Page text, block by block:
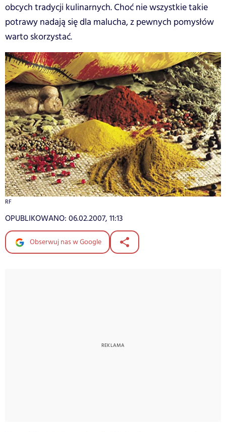
obcych tradycji kulinarnych. Choć nie wszystkie takie
potrawy nadają się dla malucha, z pewnych pomysłów
warto skorzystać.
RF
OPUBLIKOWANO: 06.02.2007, 11:13
Obserwuj nas w Google